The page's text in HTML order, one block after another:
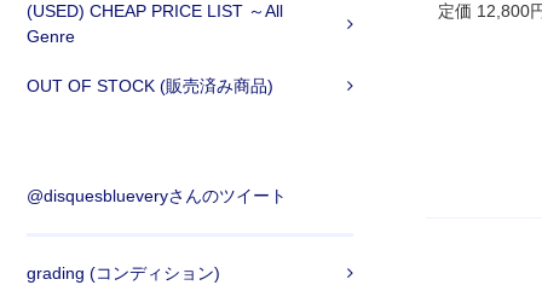
(USED) CHEAP PRICE LIST ～All
Genre
OUT OF STOCK (販売済み商品)
@disquesblueveryさんのツイート
grading (コンディション)
定価 12,800